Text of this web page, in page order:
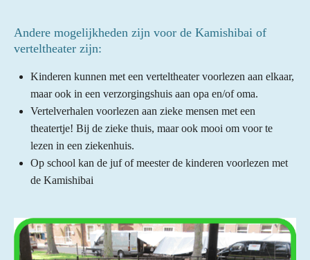
Andere mogelijkheden zijn voor de Kamishibai of
verteltheater zijn:
Kinderen kunnen met een verteltheater voorlezen aan elkaar,
maar ook in een verzorgingshuis aan opa en/of oma.
Vertelverhalen voorlezen aan zieke mensen met een
theatertje! Bij de zieke thuis, maar ook mooi om voor te
lezen in een ziekenhuis.
Op school kan de juf of meester de kinderen voorlezen met
de Kamishibai